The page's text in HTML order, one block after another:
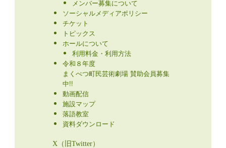
メンバー募集について
ソーシャルメディアポリシー
チケット
トピックス
ホールについて
利用料金・利用方法
令和８年度
まくべつ町民芸術劇場 賛助会員募集
中!!
動画配信
施設マップ
落語教室
資料ダウンロード
X（旧Twitter）